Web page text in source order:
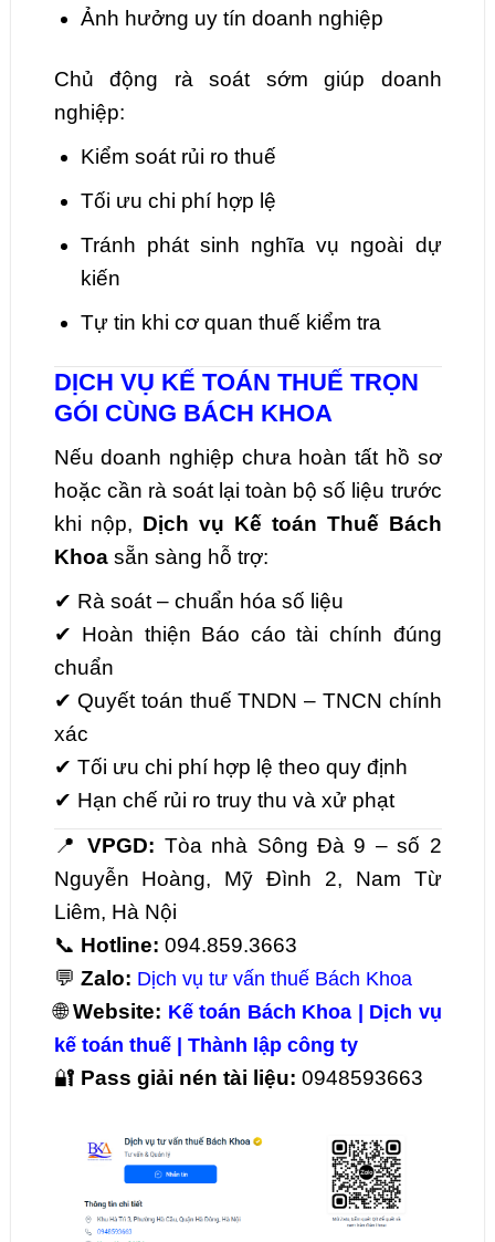
Ảnh hưởng uy tín doanh nghiệp
Chủ động rà soát sớm giúp doanh
nghiệp:
Kiểm soát rủi ro thuế
Tối ưu chi phí hợp lệ
Tránh phát sinh nghĩa vụ ngoài dự
kiến
Tự tin khi cơ quan thuế kiểm tra
DỊCH VỤ KẾ TOÁN THUẾ TRỌN
GÓI CÙNG BÁCH KHOA
Nếu doanh nghiệp chưa hoàn tất hồ sơ
hoặc cần rà soát lại toàn bộ số liệu trước
khi nộp, Dịch vụ Kế toán Thuế Bách
Khoasẵn sàng hỗ trợ:
✔ Rà soát – chuẩn hóa số liệu
✔ Hoàn thiện Báo cáo tài chính đúng
chuẩn
✔ Quyết toán thuế TNDN – TNCN chính
xác
✔ Tối ưu chi phí hợp lệ theo quy định
✔ Hạn chế rủi ro truy thu và xử phạt
📍VPGD: Tòa nhà Sông Đà 9 – số 2
Nguyễn Hoàng, Mỹ Đình 2, Nam Từ
Liêm, Hà Nội
📞 Hotline: 094.859.3663
💬 Zalo: Dịch vụ tư vấn thuế Bách Khoa
🌐Website: Kế toán Bách Khoa | Dịch vụ
kế toán thuế | Thành lập công ty
🔐 Pass giải nén tài liệu: 0948593663